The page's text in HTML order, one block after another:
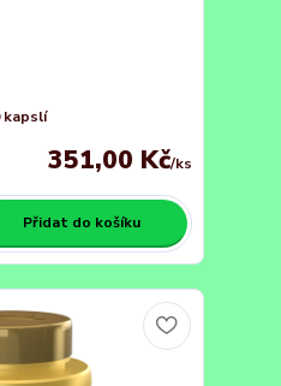
kapslí
351,00 Kč/ks
Přidat do košíku